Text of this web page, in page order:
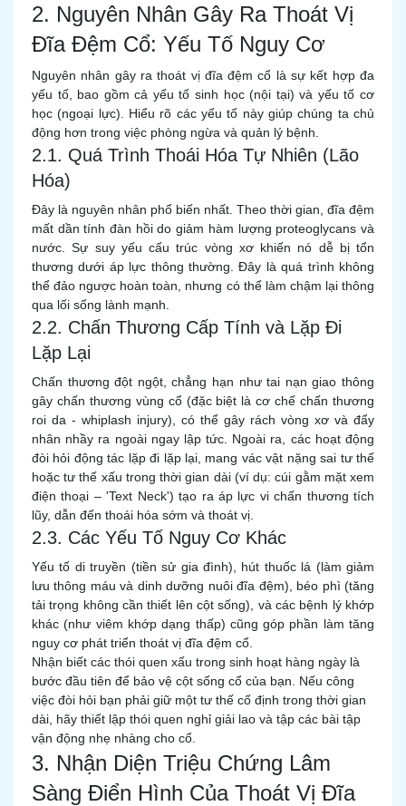
2. Nguyên Nhân Gây Ra Thoát Vị
Đĩa Đệm Cổ: Yếu Tố Nguy Cơ
Nguyên nhân gây ra thoát vị đĩa đệm cổ là sự kết hợp đa
yếu tố, bao gồm cả yếu tố sinh học (nội tại) và yếu tố cơ
học (ngoại lực). Hiểu rõ các yếu tố này giúp chúng ta chủ
động hơn trong việc phòng ngừa và quản lý bệnh.
2.1. Quá Trình Thoái Hóa Tự Nhiên (Lão
Hóa)
Đây là nguyên nhân phổ biến nhất. Theo thời gian, đĩa đệm
mất dần tính đàn hồi do giảm hàm lượng proteoglycans và
nước. Sự suy yếu cấu trúc vòng xơ khiến nó dễ bị tổn
thương dưới áp lực thông thường. Đây là quá trình không
thể đảo ngược hoàn toàn, nhưng có thể làm chậm lại thông
qua lối sống lành mạnh.
2.2. Chấn Thương Cấp Tính và Lặp Đi
Lặp Lại
Chấn thương đột ngột, chẳng hạn như tai nạn giao thông
gây chấn thương vùng cổ (đặc biệt là cơ chế chấn thương
roi da - whiplash injury), có thể gây rách vòng xơ và đẩy
nhân nhầy ra ngoài ngay lập tức. Ngoài ra, các hoạt động
đòi hỏi động tác lặp đi lặp lại, mang vác vật nặng sai tư thế
hoặc tư thế xấu trong thời gian dài (ví dụ: cúi gằm mặt xem
điện thoại – 'Text Neck') tạo ra áp lực vi chấn thương tích
lũy, dẫn đến thoái hóa sớm và thoát vị.
2.3. Các Yếu Tố Nguy Cơ Khác
Yếu tố di truyền (tiền sử gia đình), hút thuốc lá (làm giảm
lưu thông máu và dinh dưỡng nuôi đĩa đệm), béo phì (tăng
tải trọng không cần thiết lên cột sống), và các bệnh lý khớp
khác (như viêm khớp dạng thấp) cũng góp phần làm tăng
nguy cơ phát triển thoát vị đĩa đệm cổ.
Nhận biết các thói quen xấu trong sinh hoạt hàng ngày là
bước đầu tiên để bảo vệ cột sống cổ của bạn. Nếu công
việc đòi hỏi bạn phải giữ một tư thế cố định trong thời gian
dài, hãy thiết lập thói quen nghỉ giải lao và tập các bài tập
vận động nhẹ nhàng cho cổ.
3. Nhận Diện Triệu Chứng Lâm
Sàng Điển Hình Của Thoát Vị Đĩa